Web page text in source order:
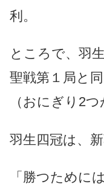
利。
ところで、羽
聖戦第１局と
（おにぎり2
羽生四冠は、新
「勝つために